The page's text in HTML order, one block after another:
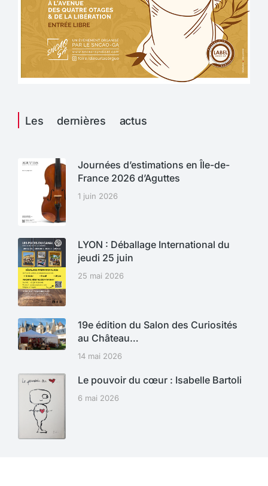
Les dernières actus
Journées d’estimations en Île-de-
France 2026 d’Aguttes
1 juin 2026
LYON : Déballage International du
jeudi 25 juin
25 mai 2026
19e édition du Salon des Curiosités
au Château…
14 mai 2026
Le pouvoir du cœur : Isabelle Bartoli
6 mai 2026